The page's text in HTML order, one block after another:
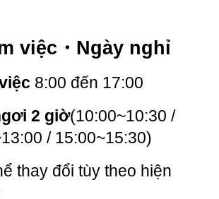
việc・Ngày nghỉ
8:00 đến 17:00
2 giờ(10:00~10:30 /
/ 15:00~15:30)
thay đổi tùy theo hiện